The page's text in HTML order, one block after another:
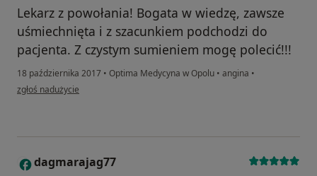
Lekarz z powołania! Bogata w wiedzę, zawsze
uśmiechnięta i z szacunkiem podchodzi do
pacjenta. Z czystym sumieniem mogę polecić!!!
18 października 2017 • Optima Medycyna w Opolu • angina •
w opinii użytkownika Konto zostało usunięte
zgłoś nadużycie
D dagmarajag77